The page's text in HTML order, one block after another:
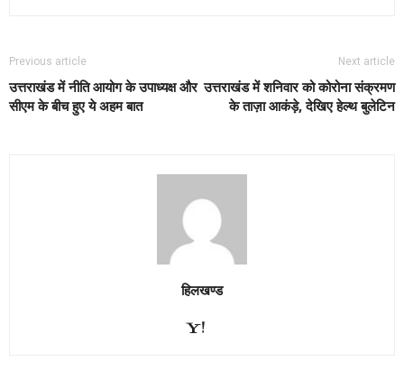
Previous article
उत्तराखंड में नीति आयोग के उपाध्यक्ष और
सीएम के बीच हुए ये अहम बात
Next article
उत्तराखंड में शनिवार को कोरोना संक्रमण
के ताज़ा आकंड़े, देखिए हेल्थ बुलेटिन
हिलखण्ड